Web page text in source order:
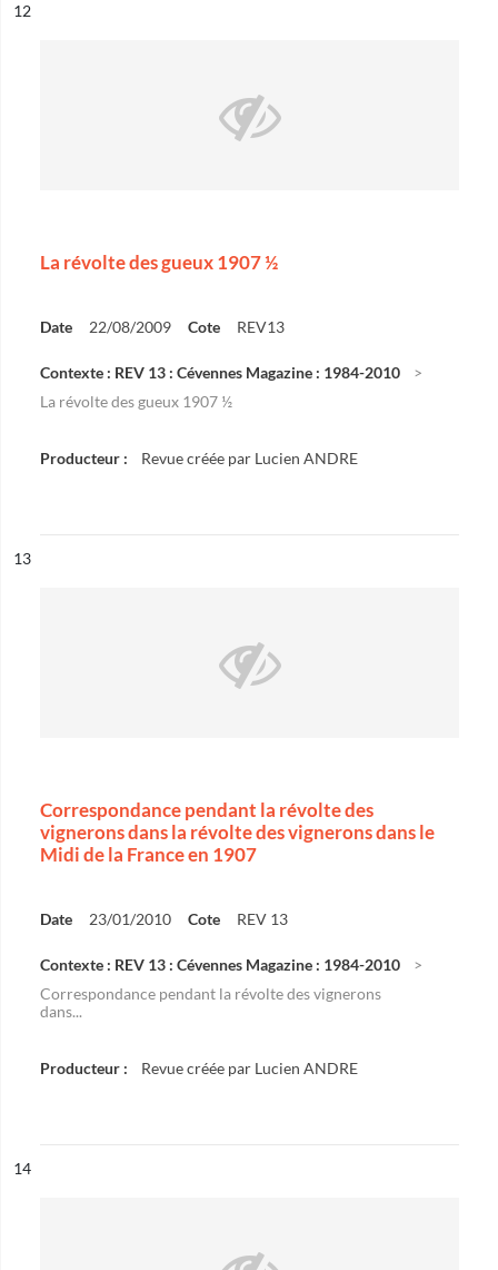
n°
12
La révolte des gueux 1907 ½
Date 22/08/2009 Cote REV13
Contexte : REV 13 : Cévennes Magazine : 1984-2010
La révolte des gueux 1907 ½
Producteur : Revue créée par Lucien ANDRE
n°
13
Correspondance pendant la révolte des
vignerons dans la révolte des vignerons dans le
Midi de la France en 1907
Date 23/01/2010 Cote REV 13
Contexte : REV 13 : Cévennes Magazine : 1984-2010
Correspondance pendant la révolte des vignerons
dans...
Producteur : Revue créée par Lucien ANDRE
n°
14